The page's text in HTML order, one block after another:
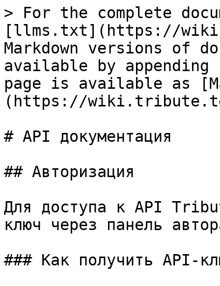
> For the complete
[llms.txt](https://
Markdown versions of
available by
page is available as
(https://
# API документация
## Авторизация
Для доступа к API
ключ через панель
### Как получить API-